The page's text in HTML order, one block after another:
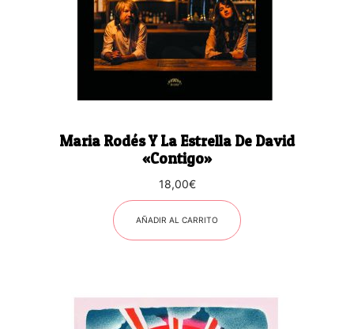
Maria Rodés Y La Estrella De David
«Contigo»
18,00€
AÑADIR AL CARRITO